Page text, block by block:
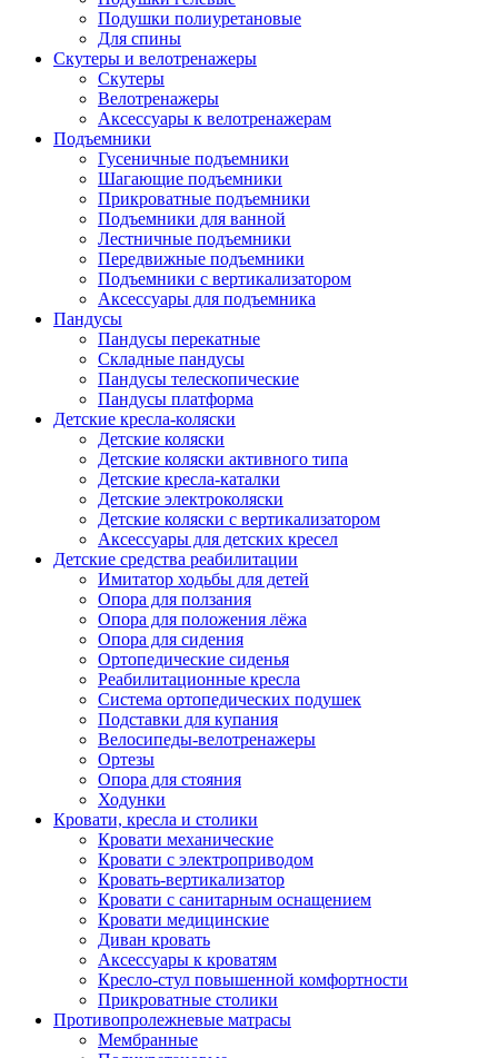
Подушки полиуретановые
Для спины
Скутеры и велотренажеры
Скутеры
Велотренажеры
Аксессуары к велотренажерам
Подъемники
Гусеничные подъемники
Шагающие подъемники
Прикроватные подъемники
Подъемники для ванной
Лестничные подъемники
Передвижные подъемники
Подъемники с вертикализатором
Аксессуары для подъемника
Пандусы
Пандусы перекатные
Складные пандусы
Пандусы телескопические
Пандусы платформа
Детские кресла-коляски
Детские коляски
Детские коляски активного типа
Детские кресла-каталки
Детские электроколяски
Детские коляски с вертикализатором
Аксессуары для детских кресел
Детские средства реабилитации
Имитатор ходьбы для детей
Опора для ползания
Опора для положения лёжа
Опора для сидения
Ортопедические сиденья
Реабилитационные кресла
Система ортопедических подушек
Подставки для купания
Велосипеды-велотренажеры
Ортезы
Опора для стояния
Ходунки
Кровати, кресла и столики
Кровати механические
Кровати с электроприводом
Кровать-вертикализатор
Кровати с санитарным оснащением
Кровати медицинские
Диван кровать
Аксессуары к кроватям
Кресло-стул повышенной комфортности
Прикроватные столики
Противопролежневые матрасы
Мембранные